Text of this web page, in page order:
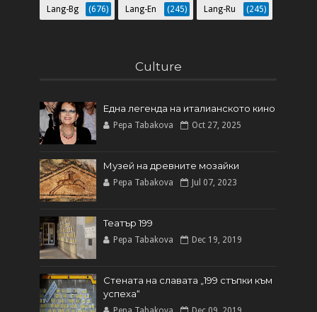
Lang-Bg (676) Lang-En (245) Lang-Ru (245)
Culture
Една легенда на италианското кинo
Pepa Tabakova Oct 27, 2025
Музей на древните мозайки
Pepa Tabakova Jul 07, 2023
Театър 199
Pepa Tabakova Dec 19, 2019
Стената на славата „199 стъпки към
успеха“